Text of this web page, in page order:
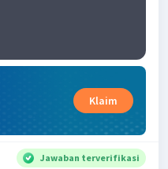
Klaim
Jawaban terverifikasi